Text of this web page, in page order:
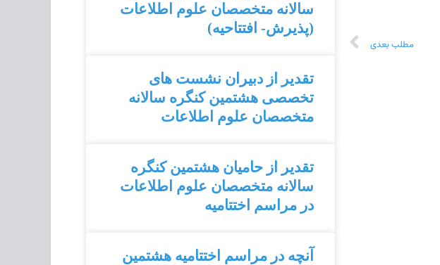
مطلب بعدی
سالانه متخصصان علوم اطلاعات
(پذیرش- افتتاحیه)
تقدیر از دبیران نشست های
تخصصی هشتمین کنگره سالانه
متخصصان علوم اطلاعات
تقدیر از حامیان هشتمین کنگره
سالانه متخصصان علوم اطلاعات
در مراسم اختتامیه
آنچه در مراسم اختتامیه هشتمین